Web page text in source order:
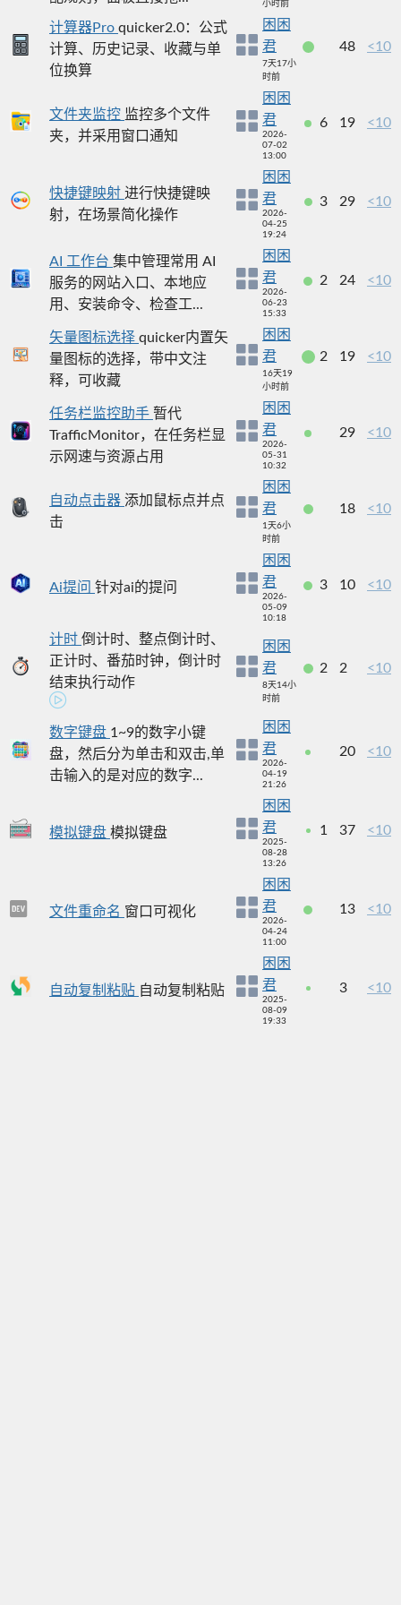
小时前
计算器Pro quicker2.0：公式
计算、历史记录、收藏与单
位换算
困困
君
7天17小
时前
48 <10
文件夹监控 监控多个文件
夹，并采用窗口通知
困困
君
2026-
07-02
13:00
6 19 <10
快捷键映射 进行快捷键映
射，在场景简化操作
困困
君
2026-
04-25
19:24
3 29 <10
AI 工作台 集中管理常用 AI
服务的网站入口、本地应
用、安装命令、检查工...
困困
君
2026-
06-23
15:33
2 24 <10
矢量图标选择 quicker内置矢
量图标的选择，带中文注
释，可收藏
困困
君
16天19
小时前
2 19 <10
任务栏监控助手 暂代
TrafficMonitor，在任务栏显
示网速与资源占用
困困
君
2026-
05-31
10:32
29 <10
自动点击器 添加鼠标点并点
击
困困
君
1天6小
时前
18 <10
Ai提问 针对ai的提问
困困
君
2026-
05-09
10:18
3 10 <10
计时 倒计时、整点倒计时、
正计时、番茄时钟，倒计时
结束执行动作
困困
君
8天14小
时前
2 2 <10
数字键盘 1~9的数字小键
盘，然后分为单击和双击,单
击输入的是对应的数字...
困困
君
2026-
04-19
21:26
20 <10
模拟键盘 模拟键盘
困困
君
2025-
08-28
13:26
1 37 <10
文件重命名 窗口可视化
困困
君
2026-
04-24
11:00
13 <10
自动复制粘贴 自动复制粘贴
困困
君
2025-
08-09
19:33
3 <10